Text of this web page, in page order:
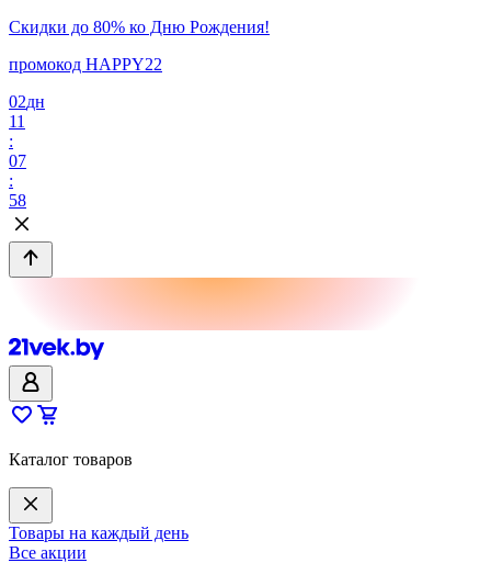
Скидки до 80% ко Дню Рождения!
промокод HAPPY22
02дн
11
:
07
:
58
Каталог товаров
Товары на каждый день
Все акции